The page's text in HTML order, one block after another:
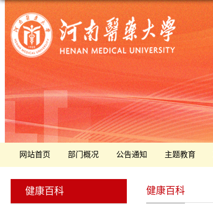
网站首页 部门概况 公告通知 主题教育
健康百科 健康百科